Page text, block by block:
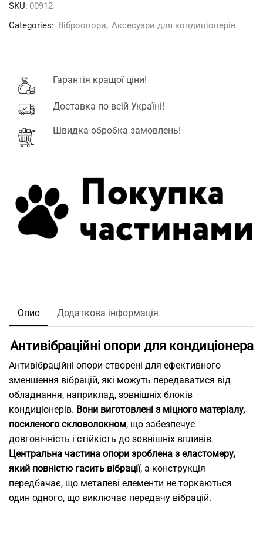
SKU: 00912
Categories: Віброопори, Аксесуари для кондиціонерів
Гарантія кращої ціни!
Доставка по всій Україні!
Швидка обробка замовлень!
Опис Додаткова інформація
Антивібраційні опори для кондиціонера
Антивібраційні опори створені для ефективного
зменшення вібрацій, які можуть передаватися від
обладнання, наприклад, зовнішніх блоків
кондиціонерів. Вони виготовлені з міцного матеріалу,
посиленого скловолокном, що забезпечує
довговічність і стійкість до зовнішніх впливів.
Центральна частина опори зроблена з еластомеру,
який повністю гасить вібрації, а конструкція
передбачає, що металеві елементи не торкаються
один одного, що виключає передачу вібрацій.